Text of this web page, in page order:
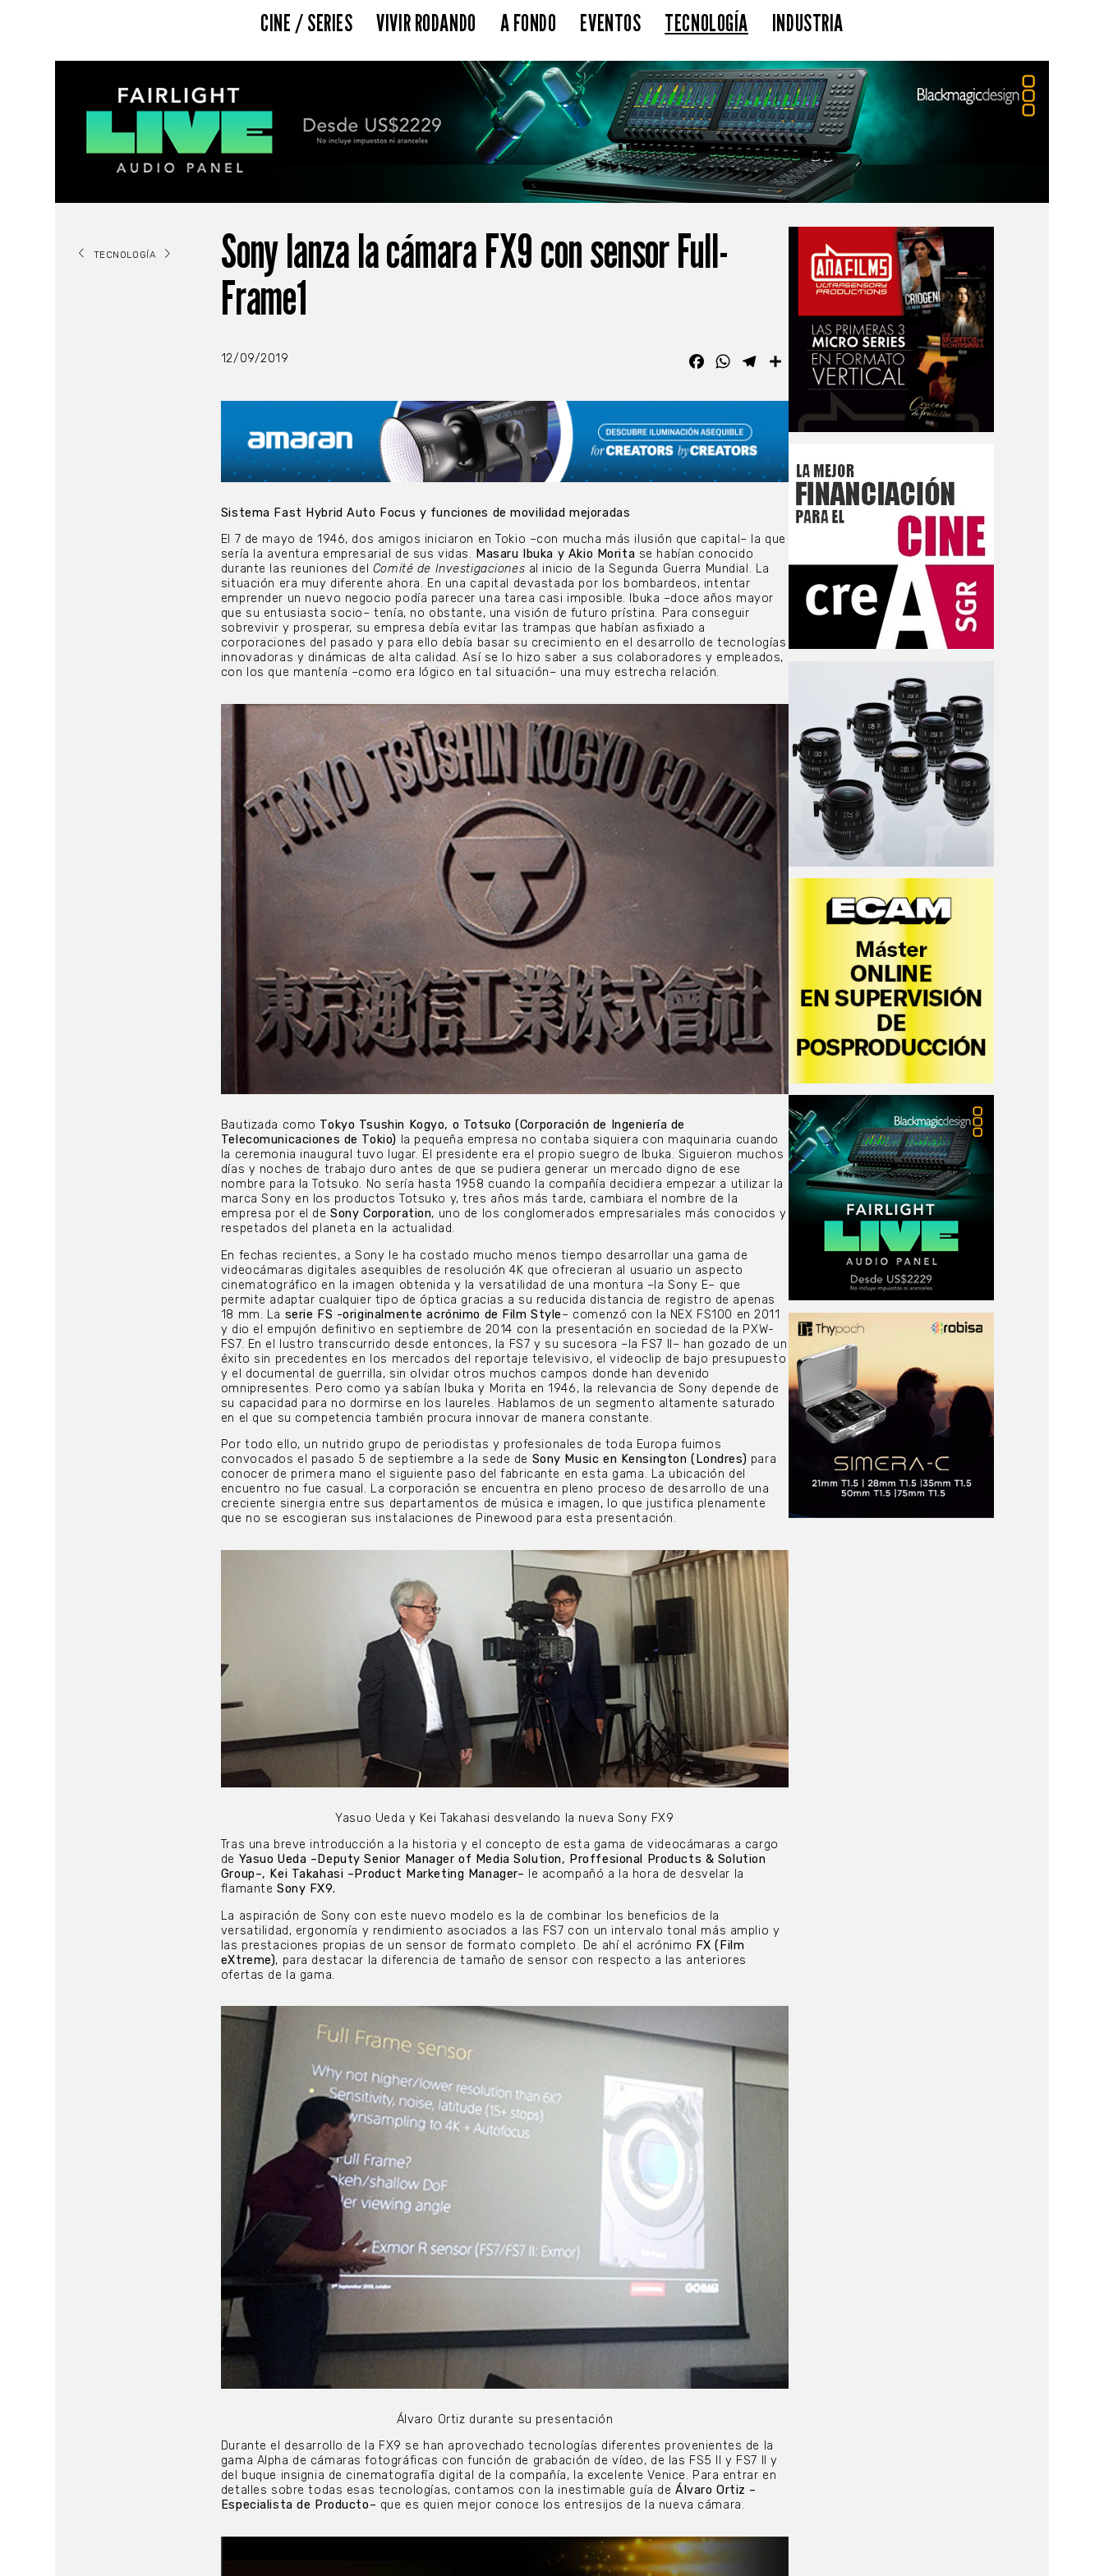
CINE / SERIES VIVIR RODANDO A FONDO EVENTOS TECNOLOGÍA INDUSTRIA
TECNOLOGÍA
Sony lanza la cámara FX9 con sensor Full-
Frame1
12/09/2019 FacebookWhatsAppTelegramCompartir
Sistema Fast Hybrid Auto Focus y funciones de movilidad mejoradas
El 7 de mayo de 1946, dos amigos iniciaron en Tokio –con mucha más ilusión que capital– la que
sería la aventura empresarial de sus vidas. Masaru Ibuka y Akio Morita se habían conocido
durante las reuniones del Comité de Investigaciones al inicio de la Segunda Guerra Mundial. La
situación era muy diferente ahora. En una capital devastada por los bombardeos, intentar
emprender un nuevo negocio podía parecer una tarea casi imposible. Ibuka –doce años mayor
que su entusiasta socio– tenía, no obstante, una visión de futuro prístina. Para conseguir
sobrevivir y prosperar, su empresa debía evitar las trampas que habían asfixiado a
corporaciones del pasado y para ello debía basar su crecimiento en el desarrollo de tecnologías
innovadoras y dinámicas de alta calidad. Así se lo hizo saber a sus colaboradores y empleados,
con los que mantenía –como era lógico en tal situación– una muy estrecha relación.
Bautizada como Tokyo Tsushin Kogyo, o Totsuko (Corporación de Ingeniería de
Telecomunicaciones de Tokio)
la pequeña empresa no contaba siquiera con maquinaria cuando
la ceremonia inaugural tuvo lugar. El presidente era el propio suegro de Ibuka. Siguieron muchos
días y noches de trabajo duro antes de que se pudiera generar un mercado digno de ese
nombre para la Totsuko. No sería hasta 1958 cuando la compañía decidiera empezar a utilizar la
marca Sony en los productos Totsuko y, tres años más tarde, cambiara el nombre de la
empresa por el deSony Corporation, uno de los conglomerados empresariales más conocidos y
respetados del planeta en la actualidad.
En fechas recientes, a Sony le ha costado mucho menos tiempo desarrollar una gama de
videocámaras digitales asequibles de resolución 4K que ofrecieran al usuario un aspecto
cinematográfico en la imagen obtenida y la versatilidad de una montura –la Sony E– que
permite adaptar cualquier tipo de óptica gracias a su reducida distancia de registro de apenas
18 mm. La serie FS -originalmente acrónimo de Film Style– comenzó con la NEX FS100 en 2011
y dio el empujón definitivo en septiembre de 2014 con la presentación en sociedad de la PXW-
FS7. En el lustro transcurrido desde entonces, la FS7 y su sucesora –la FS7 II– han gozado de un
éxito sin precedentes en los mercados del reportaje televisivo, el videoclip de bajo presupuesto
y el documental de guerrilla, sin olvidar otros muchos campos donde han devenido
omnipresentes. Pero como ya sabían Ibuka y Morita en 1946, la relevancia de Sony depende de
su capacidad para no dormirse en los laureles. Hablamos de un segmento altamente saturado
en el que su competencia también procura innovar de manera constante.
Por todo ello, un nutrido grupo de periodistas y profesionales de toda Europa fuimos
convocados el pasado 5 de septiembre a la sede de Sony Music en Kensington (Londres) para
conocer de primera mano el siguiente paso del fabricante en esta gama. La ubicación del
encuentro no fue casual. La corporación se encuentra en pleno proceso de desarrollo de una
creciente sinergia entre sus departamentos de música e imagen, lo que justifica plenamente
que no se escogieran sus instalaciones de Pinewood para esta presentación.
Yasuo Ueda y Kei Takahasi desvelando la nueva Sony FX9
Tras una breve introducción a la historia y el concepto de esta gama de videocámaras a cargo
de Yasuo Ueda –Deputy Senior Manager of Media Solution, Proffesional Products & Solution
Group–, Kei Takahasi –Product Marketing Manager– le acompañó a la hora de desvelar la
flamante Sony FX9.
La aspiración de Sony con este nuevo modelo es la de combinar los beneficios de la
versatilidad, ergonomía y rendimiento asociados a las FS7 con un intervalo tonal más amplio y
las prestaciones propias de un sensor de formato completo. De ahí el acrónimo FX (Film
eXtreme), para destacar la diferencia de tamaño de sensor con respecto a las anteriores
ofertas de la gama.
Álvaro Ortiz durante su presentación
Durante el desarrollo de la FX9 se han aprovechado tecnologías diferentes provenientes de la
gama Alpha de cámaras fotográficas con función de grabación de vídeo, de las FS5 II y FS7 II y
del buque insignia de cinematografía digital de la compañía, la excelente Venice. Para entrar en
detalles sobre todas esas tecnologías, contamos con la inestimable guía de Álvaro Ortiz –
Especialista de Producto– que es quien mejor conoce los entresijos de la nueva cámara.